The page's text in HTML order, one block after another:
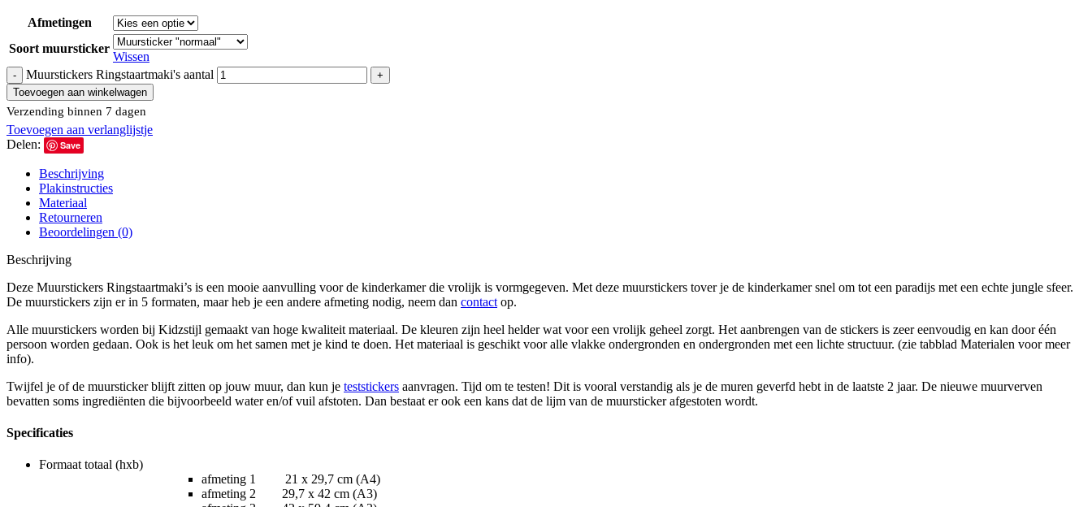
Afmetingen
Soort muursticker
Wissen
Muurstickers Ringstaartmaki's aantal
Toevoegen aan winkelwagen
Verzending binnen 7 dagen
Toevoegen aan verlanglijstje
Delen:
Save
Beschrijving
Plakinstructies
Materiaal
Retourneren
Beoordelingen (0)
Beschrijving
Deze Muurstickers Ringstaartmaki’s is een mooie aanvulling voor de kinderkamer die vrolijk is vormgegeven. Met deze muurstickers tover je de kinderkamer snel om tot een paradijs met een echte jungle sfeer.
De muurstickers zijn er in 5 formaten, maar heb je een andere afmeting nodig, neem dan contact op.
Alle muurstickers worden bij Kidzstijl gemaakt van hoge kwaliteit materiaal. De kleuren zijn heel helder wat voor een vrolijk geheel zorgt. Het aanbrengen van de stickers is zeer eenvoudig en kan door één
persoon worden gedaan. Ook is het leuk om het samen met je kind te doen. Het materiaal is geschikt voor alle vlakke ondergronden en ondergronden met een lichte structuur. (zie tabblad Materialen voor meer
info).
Twijfel je of de muursticker blijft zitten op jouw muur, dan kun je teststickers aanvragen. Tijd om te testen! Dit is vooral verstandig als je de muren geverfd hebt in de laatste 2 jaar. De nieuwe muurverven
bevatten soms ingrediënten die bijvoorbeeld water en/of vuil afstoten. Dan bestaat er ook een kans dat de lijm van de muursticker afgestoten wordt.
Specificaties
Formaat totaal (hxb)
afmeting 1 21 x 29,7 cm (A4)
afmeting 2 29,7 x 42 cm (A3)